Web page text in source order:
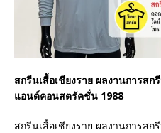
สกรีนเสื้อเชียงราย ผลงานการส
แอนด์คอนสตรัคชั่น 1988
สกรีนเสื้อเชียงราย ผลงานการส